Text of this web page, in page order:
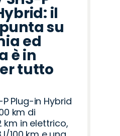
il
su
ed
è in
tutto
Plug-in Hybrid
km di
km in elettrico,